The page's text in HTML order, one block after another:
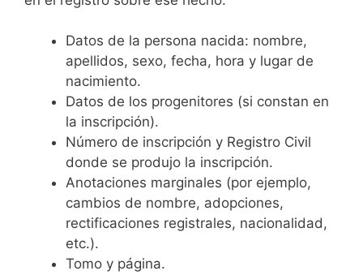
Datos de la persona nacida: nombre,
apellidos, sexo, fecha, hora y lugar de
nacimiento.
Datos de los progenitores (si constan en
la inscripción).
Número de inscripción y Registro Civil
donde se produjo la inscripción.
Anotaciones marginales (por ejemplo,
cambios de nombre, adopciones,
rectificaciones registrales, nacionalidad,
etc.).
Tomo y página.